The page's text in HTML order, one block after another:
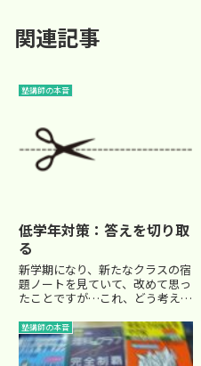
関連記事
塾講師の本音
低学年対策：答えを切り取
る
新学期になり、新たなクラスの宿
題ノートを見ていて、改めて思っ
たことですが…これ、どう考えて
いう宿題のやり方をする子が
「多々」いました…(^_^;)特に低
学年のうちは、放っておくと、み
塾講師の本音